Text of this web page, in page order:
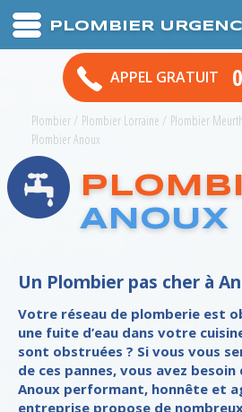
PLOMBIER
APPEL GRATUIT
Plombier/ Plombier Lorraine / Plombier
Plombier Anoux
ANOUX
Un Plombier pas cher à
Votre réseau de plomberie est
une fuite d’eau dans votre
sont obstruées ? Si vous vous
de ces pannes, vous avez besoin
Anoux performant, honnête et
entreprise propose de